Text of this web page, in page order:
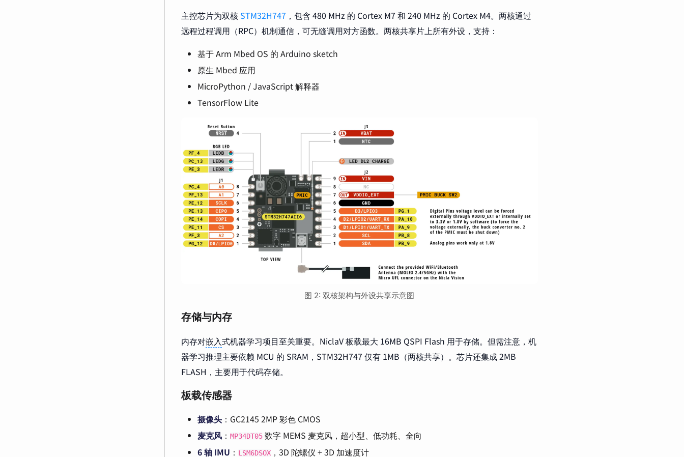
主控芯片为双核 STM32H747 ，包含 480 MHz 的 Cortex M7 和 240 MHz 的 Cortex M4。两核通过
远程过程调用（RPC）机制通信，可无缝调用对方函数。两核共享片上所有外设，支持：
基于 Arm Mbed OS 的 Arduino sketch
原生 Mbed 应用
MicroPython / JavaScript 解释器
TensorFlow Lite
图 2: 双核架构与外设共享示意图
存储与内存
内存对嵌入式机器学习项目至关重要。NiclaV 板载最大 16MB QSPI Flash 用于存储。但需注意，机
器学习推理主要依赖 MCU 的 SRAM，STM32H747 仅有 1MB（两核共享）。芯片还集成 2MB
FLASH，主要用于代码存储。
板载传感器
摄像头 ：GC2145 2MP 彩色 CMOS
麦克风 ： MP34DT05 数字 MEMS 麦克风，超小型、低功耗、全向
6 轴 IMU ： LSM6DSOX ，3D 陀螺仪 + 3D 加速度计